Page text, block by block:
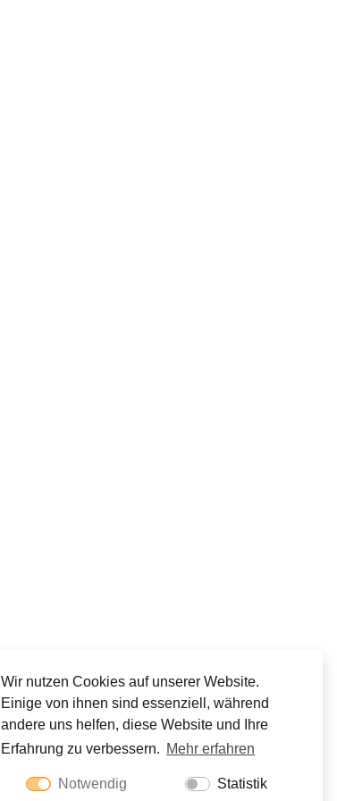
Wir nutzen Cookies auf unserer Website.
Einige von ihnen sind essenziell, während
andere uns helfen, diese Website und Ihre
Erfahrung zu verbessern. Mehr erfahren
Notwendig Statistik